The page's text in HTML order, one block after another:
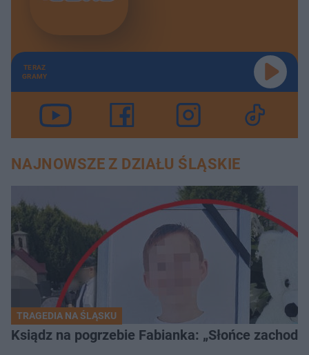
TERAZ
GRAMY
NAJNOWSZE Z DZIAŁU ŚLĄSKIE
TRAGEDIA NA ŚLĄSKU
Ksiądz na pogrzebie Fabianka: „Słońce